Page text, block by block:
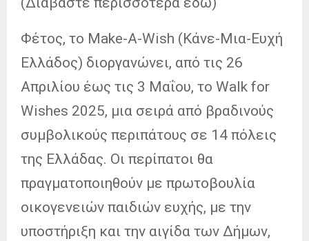
Φέτος, το Make-A-Wish (Κάνε-Μια-Ευχή
Ελλάδος) διοργανώνει, από τις 26
Απριλίου έως τις 3 Μαΐου, το Walk for
Wishes 2025, μια σειρά από βραδινούς
συμβολικούς περιπάτους σε 14 πόλεις
της Ελλάδας. Οι περίπατοι θα
πραγματοποιηθούν με πρωτοβουλία
οικογενειών παιδιών ευχής, με την
υποστήριξη και την αιγίδα των Δήμων,